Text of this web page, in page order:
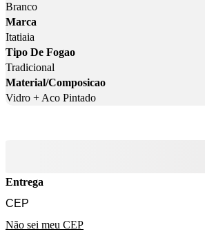
Branco
Marca
Itatiaia
Tipo De Fogao
Tradicional
Material/Composicao
Vidro + Aco Pintado
Entrega
Não sei meu CEP